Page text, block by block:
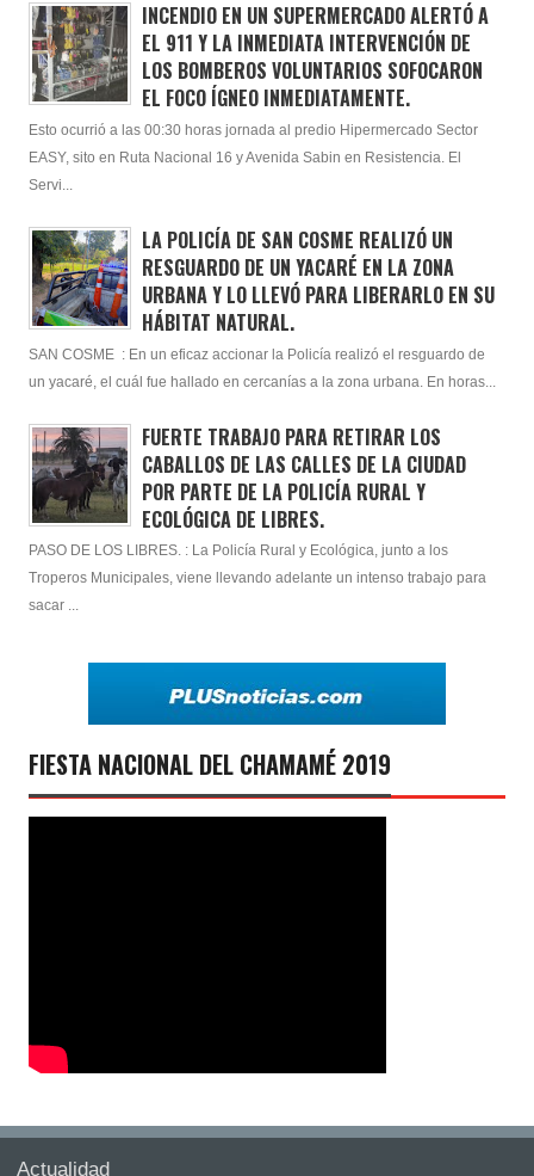
INCENDIO EN UN SUPERMERCADO ALERTÓ A
EL 911 Y LA INMEDIATA INTERVENCIÓN DE
LOS BOMBEROS VOLUNTARIOS SOFOCARON
EL FOCO ÍGNEO INMEDIATAMENTE.
Esto ocurrió a las 00:30 horas jornada al predio Hipermercado Sector
EASY, sito en Ruta Nacional 16 y Avenida Sabin en Resistencia. El
Servi...
LA POLICÍA DE SAN COSME REALIZÓ UN
RESGUARDO DE UN YACARÉ EN LA ZONA
URBANA Y LO LLEVÓ PARA LIBERARLO EN SU
HÁBITAT NATURAL.
SAN COSME : En un eficaz accionar la Policía realizó el resguardo de
un yacaré, el cuál fue hallado en cercanías a la zona urbana. En horas...
FUERTE TRABAJO PARA RETIRAR LOS
CABALLOS DE LAS CALLES DE LA CIUDAD
POR PARTE DE LA POLICÍA RURAL Y
ECOLÓGICA DE LIBRES.
PASO DE LOS LIBRES. : La Policía Rural y Ecológica, junto a los
Troperos Municipales, viene llevando adelante un intenso trabajo para
sacar ...
FIESTA NACIONAL DEL CHAMAMÉ 2019
Actualidad